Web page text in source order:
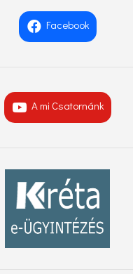
Facebook
A mi Csatornánk